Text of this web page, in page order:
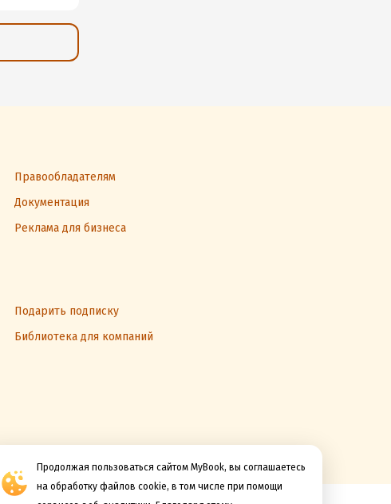
Продолжая пользоваться сайтом MyBook, вы соглашаетесь
на обработку файлов cookie, в том числе при помощи
Правообладателям
Документация
Реклама для бизнеса
Подарить подписку
Библиотека для компаний